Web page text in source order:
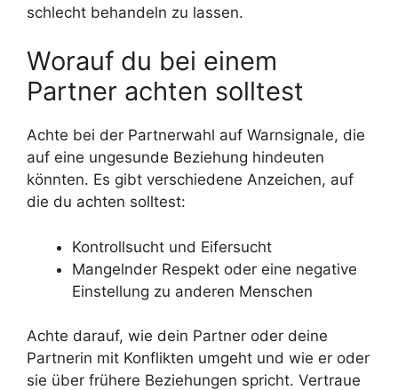
schlecht behandeln zu lassen.
Worauf du bei einem
Partner achten solltest
Achte bei der Partnerwahl auf Warnsignale, die
auf eine ungesunde Beziehung hindeuten
könnten. Es gibt verschiedene Anzeichen, auf
die du achten solltest:
Kontrollsucht und Eifersucht
Mangelnder Respekt oder eine negative
Einstellung zu anderen Menschen
Achte darauf, wie dein Partner oder deine
Partnerin mit Konflikten umgeht und wie er oder
sie über frühere Beziehungen spricht. Vertraue